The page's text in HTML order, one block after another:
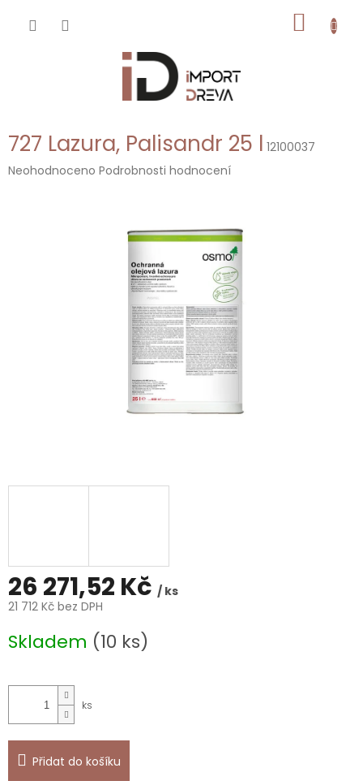
KOŠÍK
727 Lazura, Palisandr 25 l 12100037
Průměrné
Neohodnoceno Podrobnosti hodnocení
26 271,52 Kč / ks
21 712 Kč bez DPH
cena:
Skladem (10 ks)
Přidat do košíku